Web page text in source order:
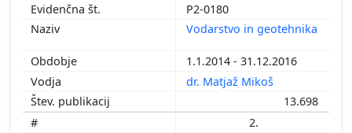
P2-0180
Vodarstvo in geotehnika
1.1.2014 - 31.12.2016
dr. Matjaž Mikoš
13.698
2.